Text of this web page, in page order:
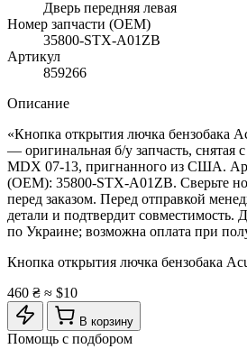
Дверь передняя левая
Номер запчасти (OEM)
35800-STX-A01ZB
Артикул
859266
Описание
«Кнопка открытия лючка бензобака
— оригинальная б/у запчасть, снятая
MDX 07-13, пригнанного из США.
(OEM): 35800-STX-A01ZB. Сверьте
перед заказом. Перед отправкой
детали и подтвердит совместимость.
по Украине; возможна оплата при
Кнопка открытия лючка бензобака
460 ₴ ≈ $10
В корзину
Помощь с подбором